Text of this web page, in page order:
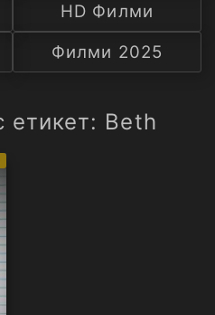
С
А
HD Филми
Филми 2025
етикет: Beth